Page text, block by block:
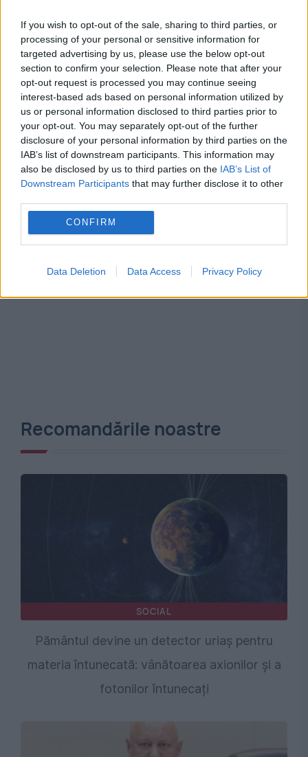
If you wish to opt-out of the sale, sharing to third parties, or
processing of your personal or sensitive information for
targeted advertising by us, please use the below opt-out
section to confirm your selection. Please note that after your
opt-out request is processed you may continue seeing
interest-based ads based on personal information utilized by
us or personal information disclosed to third parties prior to
your opt-out. You may separately opt-out of the further
disclosure of your personal information by third parties on the
IAB’s list of downstream participants. This information may
also be disclosed by us to third parties on the IAB’s List of
Downstream Participants that may further disclose it to other
CONFIRM
Data Deletion Data Access Privacy Policy
ședință extraordinară convocată de Ilie
Bolojan. Ce se află pe agendă
atmosfera catalina curceanu Planeta
stiinta univers
Recomandările noastre
SOCIAL
Pământul devine un detector uriaș pentru
materia întunecată: vânătoarea axionilor și a
fotonilor întunecați